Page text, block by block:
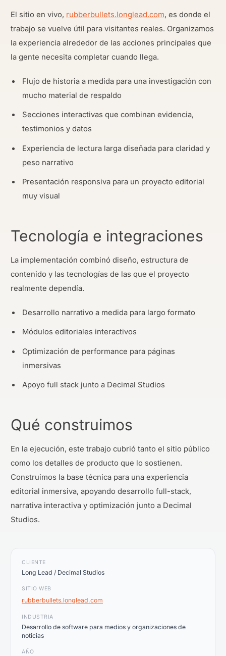
El sitio en vivo, rubberbullets.longlead.com, es donde el
trabajo se vuelve útil para visitantes reales. Organizamos
la experiencia alrededor de las acciones principales que
la gente necesita completar cuando llega.
Flujo de historia a medida para una investigación con
mucho material de respaldo
Secciones interactivas que combinan evidencia,
testimonios y datos
Experiencia de lectura larga diseñada para claridad y
peso narrativo
Presentación responsiva para un proyecto editorial
muy visual
Tecnología e integraciones
La implementación combinó diseño, estructura de
contenido y las tecnologías de las que el proyecto
realmente dependía.
Desarrollo narrativo a medida para largo formato
Módulos editoriales interactivos
Optimización de performance para páginas
inmersivas
Apoyo full stack junto a Decimal Studios
Qué construimos
En la ejecución, este trabajo cubrió tanto el sitio público
como los detalles de producto que lo sostienen.
Construimos la base técnica para una experiencia
editorial inmersiva, apoyando desarrollo full-stack,
narrativa interactiva y optimización junto a Decimal
Studios.
CLIENTE
Long Lead / Decimal Studios
SITIO WEB
rubberbullets.longlead.com
INDUSTRIA
Desarrollo de software para medios y organizaciones de
noticias
AÑO